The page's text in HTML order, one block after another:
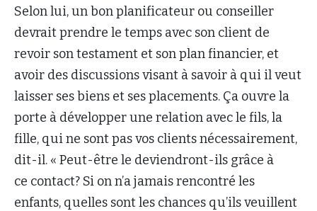
Selon lui, un bon planificateur ou conseiller
devrait prendre le temps avec son client de
revoir son testament et son plan financier, et
avoir des discussions visant à savoir à qui il veut
laisser ses biens et ses placements. Ça ouvre la
porte à développer une relation avec le fils, la
fille, qui ne sont pas vos clients nécessairement,
dit-il. « Peut-être le deviendront-ils grâce à
ce contact? Si on n’a jamais rencontré les
enfants, quelles sont les chances qu’ils veuillent